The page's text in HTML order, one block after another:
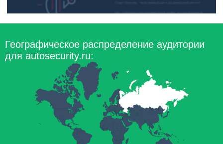
Географическое распределение аудитории
для autosecurity.ru: